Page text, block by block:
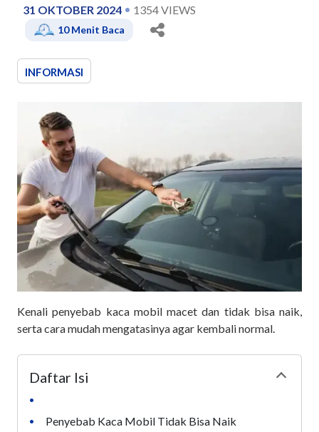
31 OKTOBER 2024 1354VIEWS
10Menit Baca
INFORMASI
Kenali penyebab kaca mobil macet dan tidak bisa naik,
serta cara mudah mengatasinya agar kembali normal.
Daftar Isi
•
•
Penyebab Kaca Mobil Tidak Bisa Naik